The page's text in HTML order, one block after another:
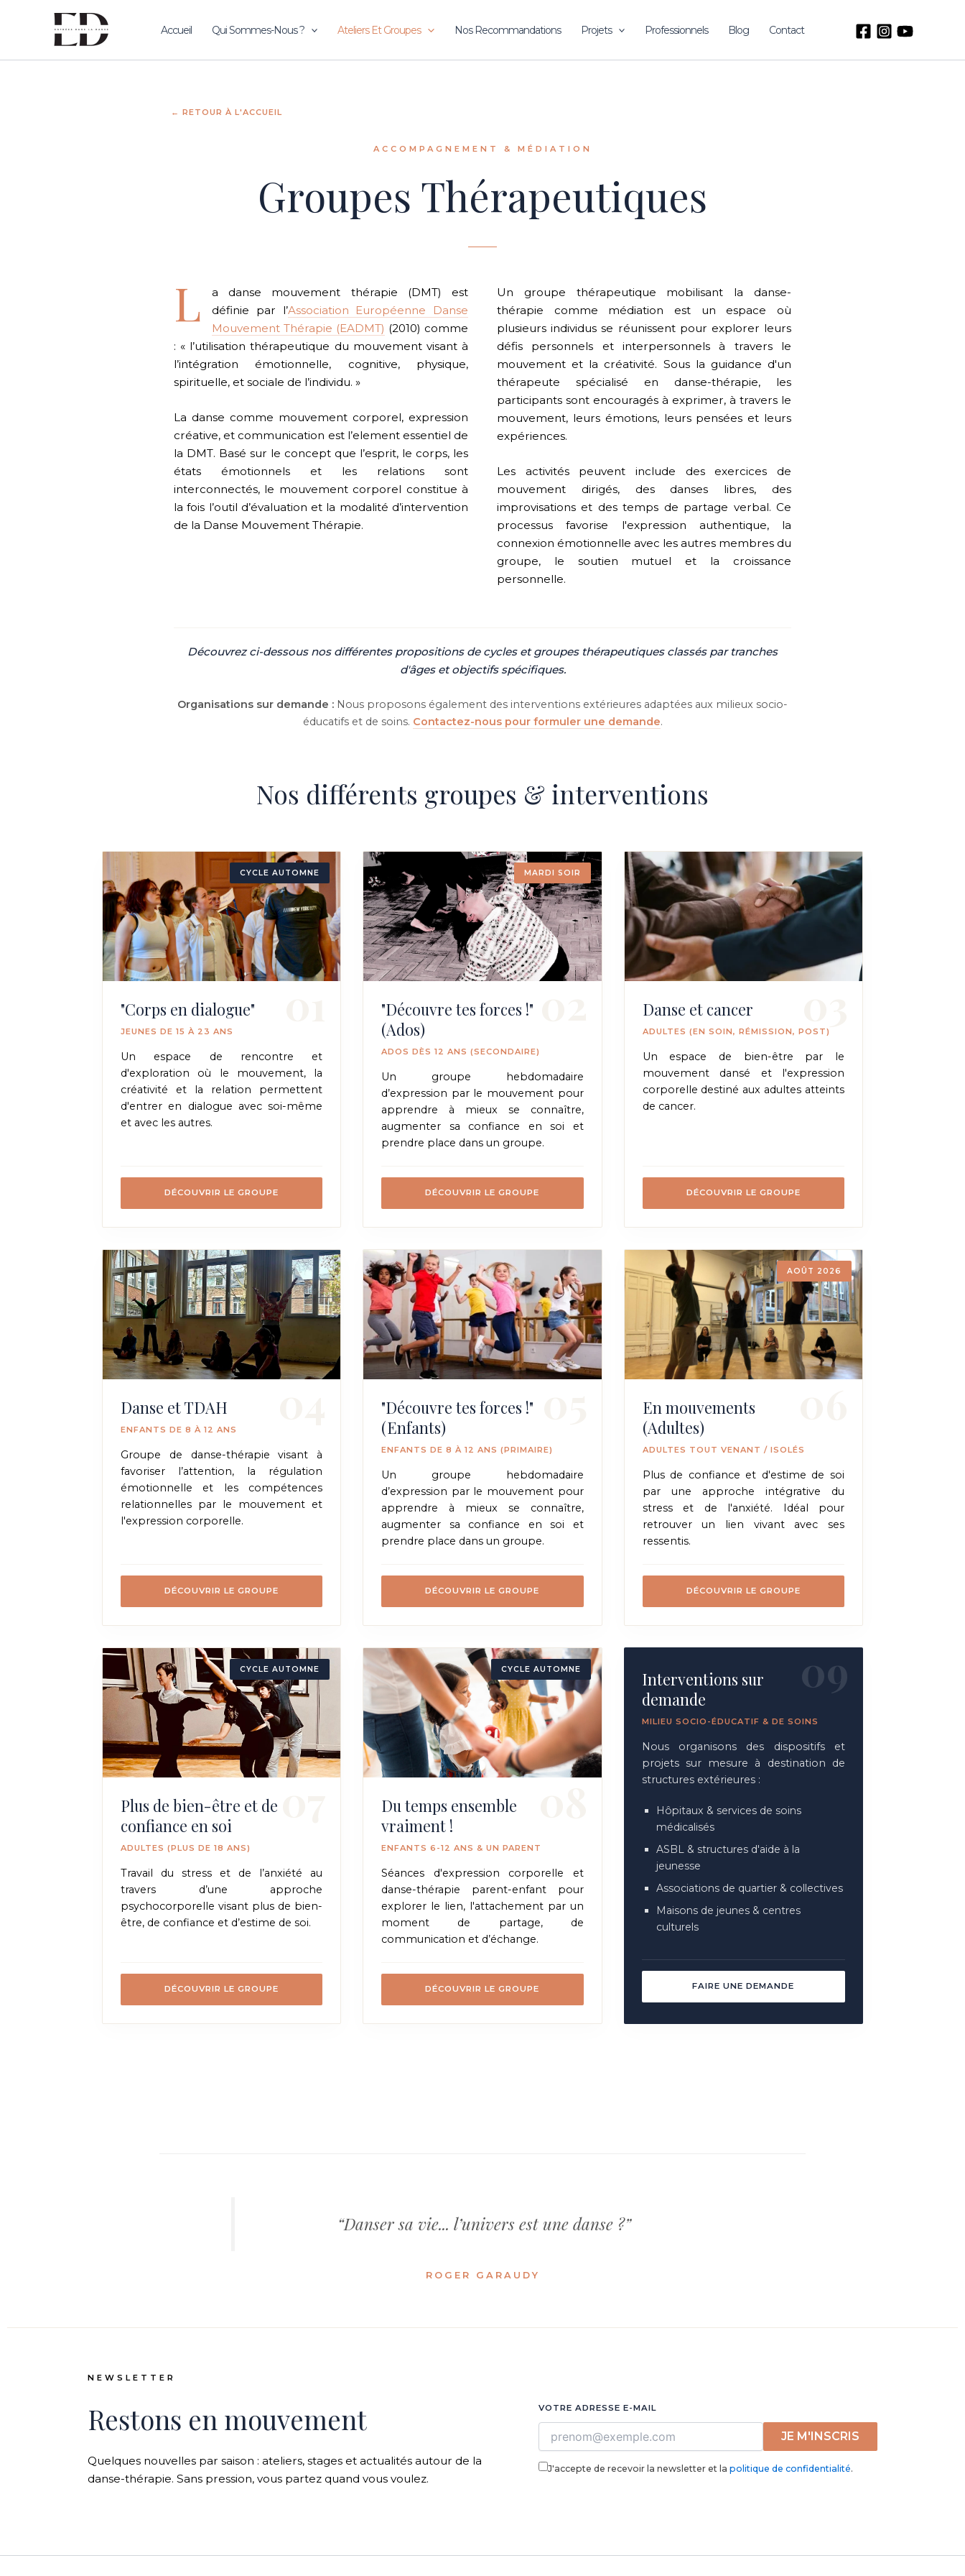
Accueil Qui Sommes-Nous ? Ateliers Et Groupes Nos Recommandations Projets Professionnels Blog Contact
← RETOUR À L'ACCUEIL
ACCOMPAGNEMENT & MÉDIATION
Groupes Thérapeutiques
L
a danse mouvement thérapie (DMT) est
définie par l’Association Européenne Danse
Mouvement Thérapie (EADMT) (2010) comme
: « l’utilisation thérapeutique du mouvement visant à
l’intégration émotionnelle, cognitive, physique,
spirituelle, et sociale de l’individu. »
La danse comme mouvement corporel, expression
créative, et communication est l’element essentiel de
la DMT. Basé sur le concept que l’esprit, le corps, les
états émotionnels et les relations sont
interconnectés, le mouvement corporel constitue à
la fois l’outil d’évaluation et la modalité d’intervention
de la Danse Mouvement Thérapie.
Un groupe thérapeutique mobilisant la danse-
thérapie comme médiation est un espace où
plusieurs individus se réunissent pour explorer leurs
défis personnels et interpersonnels à travers le
mouvement et la créativité. Sous la guidance d'un
thérapeute spécialisé en danse-thérapie, les
participants sont encouragés à exprimer, à travers le
mouvement, leurs émotions, leurs pensées et leurs
expériences.
Les activités peuvent include des exercices de
mouvement dirigés, des danses libres, des
improvisations et des temps de partage verbal. Ce
processus favorise l'expression authentique, la
connexion émotionnelle avec les autres membres du
groupe, le soutien mutuel et la croissance
personnelle.
Découvrez ci-dessous nos différentes propositions de cycles et groupes thérapeutiques classés par tranches
d'âges et objectifs spécifiques.
Organisations sur demande : Nous proposons également des interventions extérieures adaptées aux milieux socio-
éducatifs et de soins. Contactez-nous pour formuler une demande.
Nos différents groupes & interventions
CYCLE AUTOMNE
"Corps en dialogue"
JEUNES DE 15 À 23 ANS
Un espace de rencontre et
d'exploration où le mouvement, la
créativité et la relation permettent
d'entrer en dialogue avec soi-même
et avec les autres.
DÉCOUVRIR LE GROUPE
MARDI SOIR
"Découvre tes forces !"
(Ados)
ADOS DÈS 12 ANS (SECONDAIRE)
Un groupe hebdomadaire
d’expression par le mouvement pour
apprendre à mieux se connaître,
augmenter sa confiance en soi et
prendre place dans un groupe.
DÉCOUVRIR LE GROUPE
Danse et cancer
ADULTES (EN SOIN, RÉMISSION, POST)
Un espace de bien-être par le
mouvement dansé et l'expression
corporelle destiné aux adultes atteints
de cancer.
DÉCOUVRIR LE GROUPE
Danse et TDAH
ENFANTS DE 8 À 12 ANS
Groupe de danse-thérapie visant à
favoriser l’attention, la régulation
émotionnelle et les compétences
relationnelles par le mouvement et
l'expression corporelle.
DÉCOUVRIR LE GROUPE
"Découvre tes forces !"
(Enfants)
ENFANTS DE 8 À 12 ANS (PRIMAIRE)
Un groupe hebdomadaire
d’expression par le mouvement pour
apprendre à mieux se connaître,
augmenter sa confiance en soi et
prendre place dans un groupe.
DÉCOUVRIR LE GROUPE
AOÛT 2026
En mouvements
(Adultes)
ADULTES TOUT VENANT / ISOLÉS
Plus de confiance et d'estime de soi
par une approche intégrative du
stress et de l'anxiété. Idéal pour
retrouver un lien vivant avec ses
ressentis.
DÉCOUVRIR LE GROUPE
CYCLE AUTOMNE
Plus de bien-être et de
confiance en soi
ADULTES (PLUS DE 18 ANS)
Travail du stress et de l’anxiété au
travers d’une approche
psychocorporelle visant plus de bien-
être, de confiance et d’estime de soi.
DÉCOUVRIR LE GROUPE
CYCLE AUTOMNE
Du temps ensemble
vraiment !
ENFANTS 6-12 ANS & UN PARENT
Séances d'expression corporelle et
danse-thérapie parent-enfant pour
explorer le lien, l'attachement par un
moment de partage, de
communication et d’échange.
DÉCOUVRIR LE GROUPE
09
Interventions sur
demande
MILIEU SOCIO-ÉDUCATIF & DE SOINS
Nous organisons des dispositifs et
projets sur mesure à destination de
structures extérieures :
Hôpitaux & services de soins
médicalisés
ASBL & structures d'aide à la
jeunesse
Associations de quartier & collectives
Maisons de jeunes & centres
culturels
FAIRE UNE DEMANDE
“Danser sa vie... l’univers est une danse ?”
ROGER GARAUDY
NEWSLETTER
Restons en mouvement
Quelques nouvelles par saison : ateliers, stages et actualités autour de la
danse-thérapie. Sans pression, vous partez quand vous voulez.
VOTRE ADRESSE E-MAIL
JE M'INSCRIS
J'accepte de recevoir la newsletter et la politique de confidentialité.